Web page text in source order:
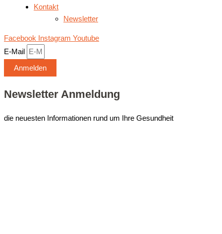
Kon­takt
News­let­ter
Facebook Instagram Youtube
E-Mail
Anmelden
Newsletter Anmeldung
die neuesten Informationen rund um Ihre Gesundheit